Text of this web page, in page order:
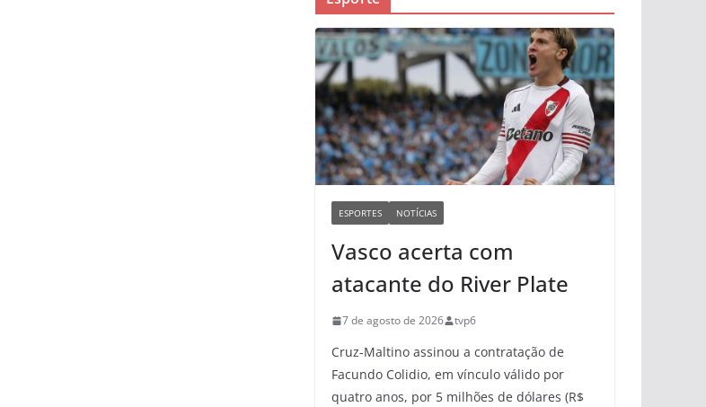
ESPORTES NOTÍCIAS
Vasco acerta com
atacante do River Plate
7 de agosto de 2026 tvp6
Cruz-Maltino assinou a contratação de
Facundo Colidio, em vínculo válido por
quatro anos, por 5 milhões de dólares (R$